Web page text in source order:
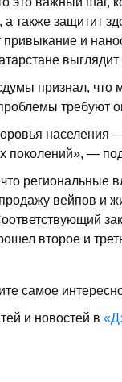
а также защитит
и
признал, что
требуют
населения
поколений», —
региональные
вейпов и
второе и
самое
и новостей в